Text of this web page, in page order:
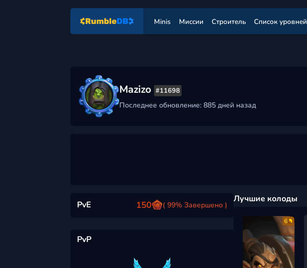
Minis Миссии Строитель Список уровней
Mazizo #11698
Последнее обновление: 885 дней назад
PvE 150 ( 99% Завершено )
PvP
Лучшие колоды
6